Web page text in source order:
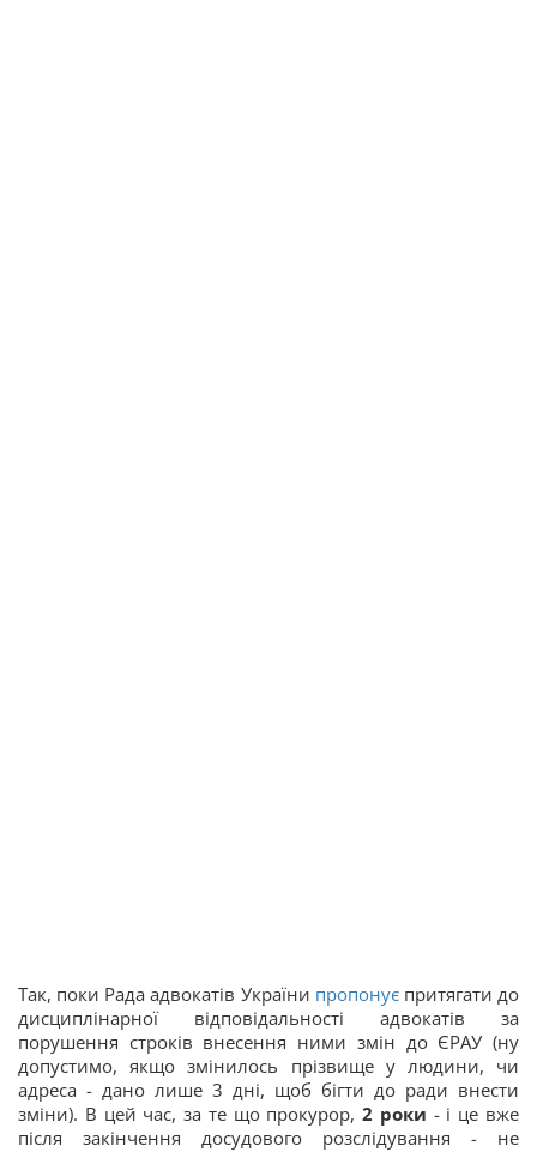
Так, поки Рада адвокатів України пропонуєпритягати до
дисциплінарної відповідальності адвокатів за
порушення строків внесення ними змін до ЄРАУ (ну
допустимо, якщо змінилось прізвище у людини, чи
адреса - дано лише 3 дні, щоб бігти до ради внести
зміни). В цей час, за те що прокурор,2 роки - і це вже
після закінчення досудового розслідування - не